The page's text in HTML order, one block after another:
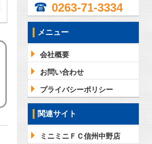
0263-71-3334
メニュー
会社概要
お問い合わせ
プライバシーポリシー
関連サイト
ミニミニＦＣ信州中野店